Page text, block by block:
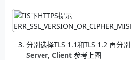
分别选择TLS 1.1和TLS 1.2 再分
Server, Client参考上图